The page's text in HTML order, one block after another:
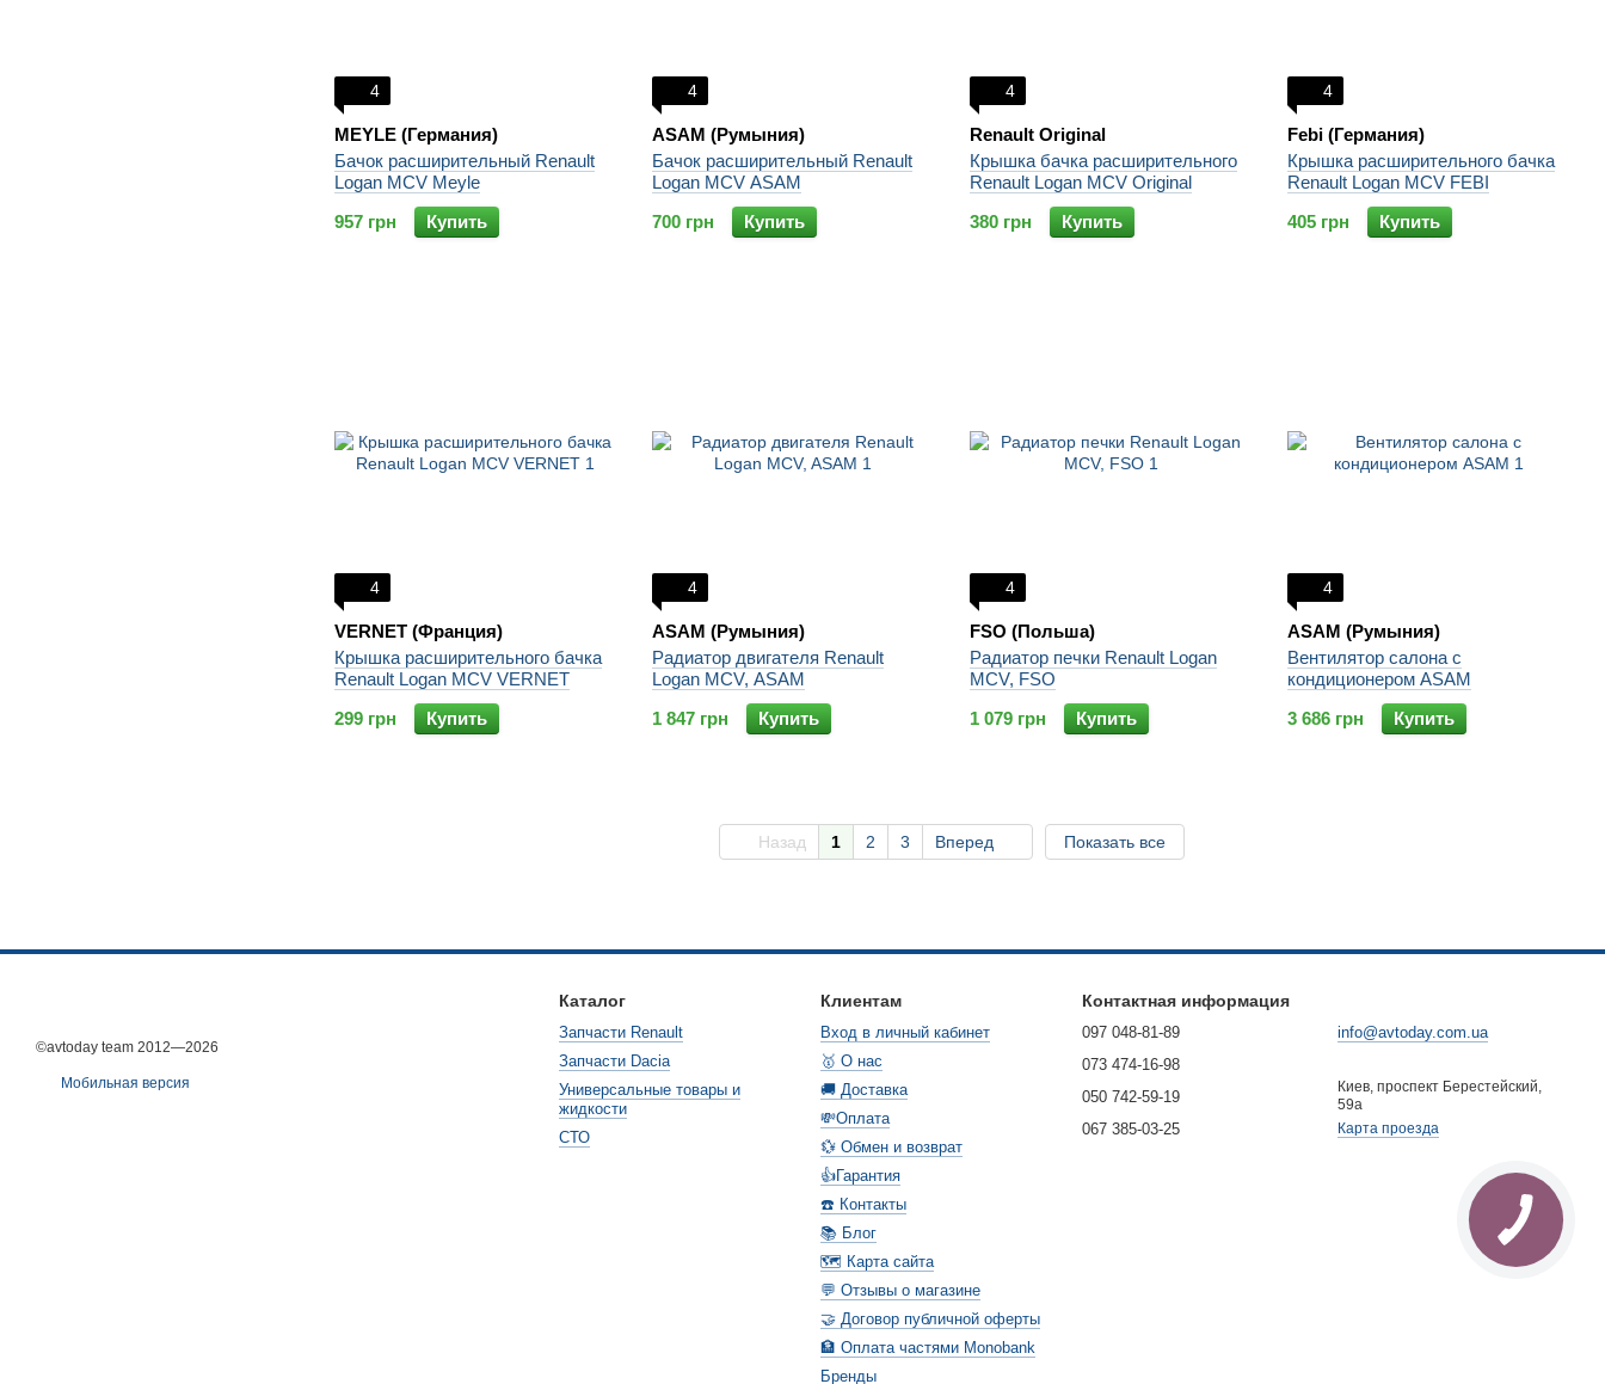
4
MEYLE (Германия)
Бачок расширительный Renault
Logan MCV Meyle
957 грн
Купить
4
ASAM (Румыния)
Бачок расширительный Renault
Logan MCV ASAM
700 грн
Купить
4
Renault Original
Крышка бачка расширительного
Renault Logan MCV Original
380 грн
Купить
4
Febi (Германия)
Крышка расширительного бачка
Renault Logan MCV FEBI
405 грн
Купить
4
VERNET (Франция)
Крышка расширительного бачка
Renault Logan MCV VERNET
299 грн
Купить
4
ASAM (Румыния)
Радиатор двигателя Renault
Logan MCV, ASAM
1 847 грн
Купить
4
FSO (Польша)
Радиатор печки Renault Logan
MCV, FSO
1 079 грн
Купить
4
ASAM (Румыния)
Вентилятор салона с
кондиционером ASAM
3 686 грн
Купить
Назад 1 2 3 Вперед Показать все
©avtoday team 2012—2026
Мобильная версия
Каталог
Запчасти Renault
Запчасти Dacia
Универсальные товары и
жидкости
СТО
Клиентам
Вход в личный кабинет
🥇 О нас
🚚 Доставка
💸Оплата
💱 Обмен и возврат
👍Гарантия
☎️ Контакты
📚 Блог
🗺️ Карта сайта
💬 Отзывы о магазине
🤝 Договор публичной оферты
🏦 Оплата частями Monobank
Бренды
Контактная информация
097 048-81-89
073 474-16-98
050 742-59-19
067 385-03-25
info@avtoday.com.ua
Киев, проспект Берестейский,
59а
Карта проезда